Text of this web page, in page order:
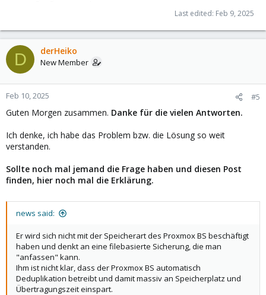
Last edited: Feb 9, 2025
D derHeiko
New Member
Feb 10, 2025 #5
Guten Morgen zusammen. Danke für die vielen Antworten.
Ich denke, ich habe das Problem bzw. die Lösung so weit
verstanden.
Sollte noch mal jemand die Frage haben und diesen Post
finden, hier noch mal die Erklärung.
news said:
Er wird sich nicht mit der Speicherart des Proxmox BS beschäftigt
haben und denkt an eine filebasierte Sicherung, die man
"anfassen" kann.
Ihm ist nicht klar, dass der Proxmox BS automatisch
Deduplikation betreibt und damit massiv an Speicherplatz und
Übertragungszeit einspart.